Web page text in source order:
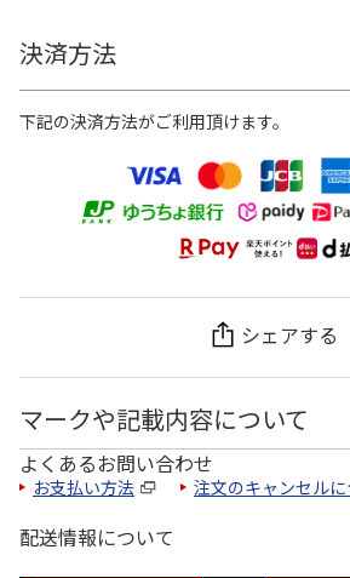
決済方法
下記の決済方法がご利用頂けます。
シェアする
マークや記載内容について
よくあるお問い合わせ
お支払い方法 注文のキャンセルに
配送情報について